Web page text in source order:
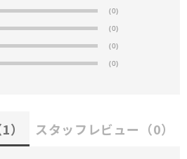
(0)
(0)
(0)
(0)
1） スタッフレビュー （0）